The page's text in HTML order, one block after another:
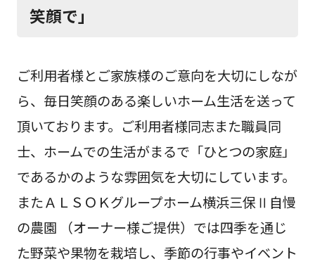
笑顔で」
ご利用者様とご家族様のご意向を大切にしなが
ら、毎日笑顔のある楽しいホーム生活を送って
頂いております。ご利用者様同志また職員同
士、ホームでの生活がまるで「ひとつの家庭」
であるかのような雰囲気を大切にしています。
またＡＬＳＯＫグループホーム横浜三保Ⅱ自慢
の農園 （オーナー様ご提供）では四季を通じ
た野菜や果物を栽培し、季節の行事やイベント